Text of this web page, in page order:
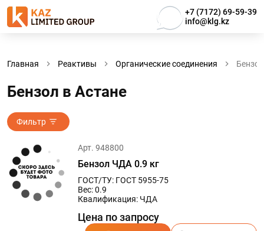
+7 (7172) 69-59-39
info@klg.kz
Главная Реактивы Органические соединения Бензол
Бензол в Астанe
Фильтр
Арт. 948800
Бензол ЧДА 0.9 кг
ГОСТ/ТУ: ГОСТ 5955-75
Вес: 0.9
Квалификация: ЧДА
Цена по запросу